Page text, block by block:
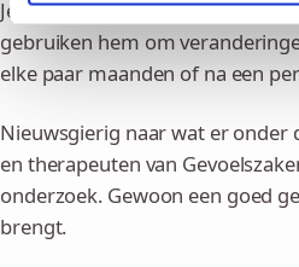
Je kunt de test zo vaak doen als
gebruiken hem om
elke paar maanden of na een
Nieuwsgierig naar wat er onder
en therapeuten van
onderzoek. Gewoon een goed
brengt.